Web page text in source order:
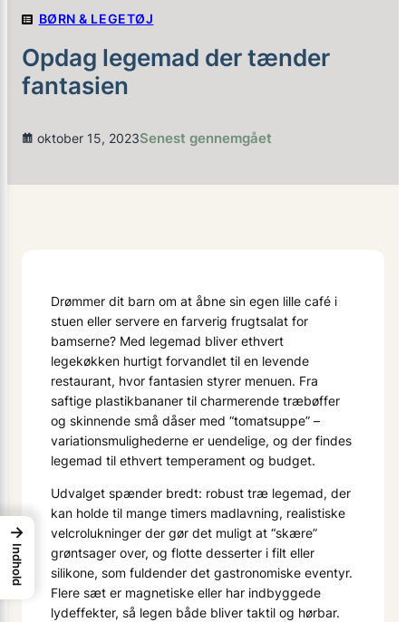
BØRN & LEGETØJ
Opdag legemad der tænder
fantasien
oktober 15, 2023Senest gennemgået
Drømmer dit barn om at åbne sin egen lille café i
stuen eller servere en farverig frugtsalat for
bamserne? Med legemad bliver ethvert
legekøkken hurtigt forvandlet til en levende
restaurant, hvor fantasien styrer menuen. Fra
saftige plastikbananer til charmerende træbøffer
og skinnende små dåser med “tomatsuppe” –
variationsmulighederne er uendelige, og der findes
legemad til ethvert temperament og budget.
Udvalget spænder bredt: robust træ legemad, der
kan holde til mange timers madlavning, realistiske
velcrolukninger der gør det muligt at “skære”
grøntsager over, og flotte desserter i filt eller
silikone, som fuldender det gastronomiske eventyr.
Flere sæt er magnetiske eller har indbyggede
lydeffekter, så legen både bliver taktil og hørbar.
→
Indhold